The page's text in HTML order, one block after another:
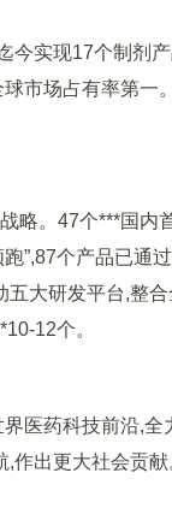
实现17个制剂
市场占有率第一。
略。47个***国内
”,87个产品已通
五大研发平台,整合
12个。
医药科技前沿,全
出更大社会贡献